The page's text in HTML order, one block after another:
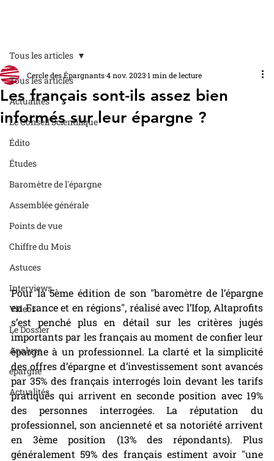
Tous les articles
Actualités
Le Conseil Scientifique
Édito
Études
Baromètre de l'épargne
Assemblée générale
Points de vue
Chiffre du Mois
Astuces
Interviews
Videos
Le Dossier
Analyse
epargne
Actualités
Tous les articles
Les français sont-ils assez bien
informés sur leur épargne ?
Cercle des Épargnants4 nov. 20231 min de lecture
Pour la 5ème édition de son "baromètre de l’épargne
en France et en régions", réalisé avec l’Ifop, Altaprofits
s’est penché plus en détail sur les critères jugés
importants par les français au moment de confier leur
épargne à un professionnel. La clarté et la simplicité
des offres d’épargne et d’investissement sont avancés
par 35% des français interrogés loin devant les tarifs
pratiqués qui arrivent en seconde position avec 19%
des personnes interrogées. La réputation du
professionnel, son ancienneté et sa notoriété arrivent
en 3ème position (13% des répondants). Plus
généralement 59% des français estiment avoir "une